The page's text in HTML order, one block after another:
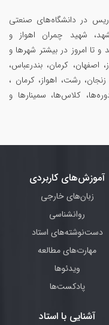
در دانشگاه‌های صنعتی
شهید چمران اهواز و
و تا امروز در بیشتر شهرها و
اصفهان، کرمان، بندرعباس،
زنجان، رشت، اهواز، کرمان ،
کلاس‌ها، سمینار‌ها و
آموزش‌های کاربردی
زبان‌های خارجی
روانشناسی
دست‌نوشته‌های استاد
مهارت‌های مطالعه
ویدئوها
پادکست‌ها
آشنایی با استاد